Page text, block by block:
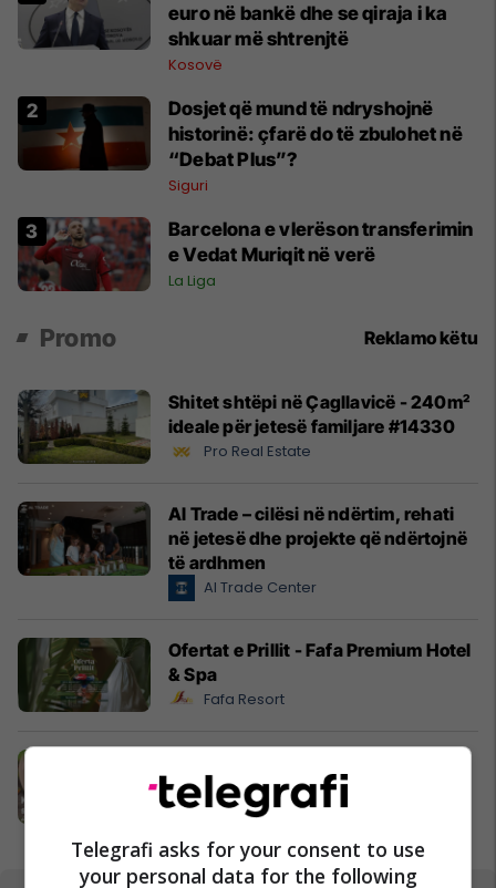
euro në bankë dhe se qiraja i ka
shkuar më shtrenjtë
Kosovë
Dosjet që mund të ndryshojnë
historinë: çfarë do të zbulohet në
“Debat Plus”?
Siguri
Barcelona e vlerëson transferimin
e Vedat Muriqit në verë
La Liga
Promo Reklamo këtu
Shitet shtëpi në Çagllavicë - 240m²
ideale për jetesë familjare #14330
Pro Real Estate
Al Trade – cilësi në ndërtim, rehati
në jetesë dhe projekte që ndërtojnë
të ardhmen
Al Trade Center
Ofertat e Prillit - Fafa Premium Hotel
& Spa
Fafa Resort
për mëngjesin e fëmijëve
MEKA HALAL FOOD
Telegrafi asks for your consent to use
your personal data for the following